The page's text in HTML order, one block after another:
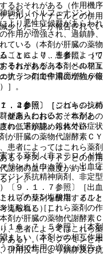
るおそれがある（作用機序
ビルとリトナビルとの併用
少したことが報告されてい
〔１６．７．５参照〕［ワ
それがある（本剤との相互
抗うつ剤で作用の増強が報
．４参照〕［ジゴキシンの
健康人において、本剤との
の低下が認められてい
する薬剤（非ステロイド性
リンカリウム等）、出血症
ジン系抗精神病剤、非定型
〔９．１．７参照〕［出血
れらの薬剤を併用すること
えられる）］。
１６．７．５参照〕［本剤
ましい（本剤との相互作用
つ剤で作用の増強が報告さ
病剤（ペルフェナジン）
より悪性症候群があらわれ
作用が増強され、過鎮静、
ている（本剤が肝臓の薬物
ことにより、患者によって
るおそれがある；ペルフェ
ナジンの血中濃度が約６倍
］。
．２参照〕［これらの抗精
があらわれるおそれがあ
れ、過鎮静、錐体外路症状
が肝臓の薬物代謝酵素ＣＹ
患者によってはこれら薬剤
る；リスペリドンとの併用
謝物の血中濃度が約１．４
）］。
リプチリン塩酸塩、ノルト
塩酸塩）［これら薬剤の作
剤が肝臓の薬物代謝酵素Ｃ
、患者によってはこれら薬
ある）。イミプラミンと本
併用投与により鎮静及び抗